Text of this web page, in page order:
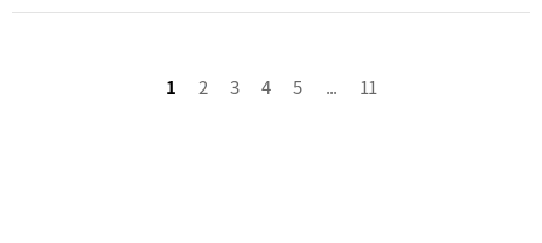
1 2 3 4 5 ... 11